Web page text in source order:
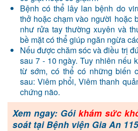
Bệnh có thể lây lan bệnh do
thở hoặc chạm vào người hoặc
như rửa tay thường xuyên và
bề mặt có thể giúp ngăn ngừa
Nếu được chăm sóc và điều trị
sau 7 - 10 ngày. Tuy nhiên nếu
từ sớm, có thể có những biến
sau: Viêm phổi, Viêm thanh
chứng não.
Xem ngay: Gói khám sức
soát tại Bệnh viện Gia An 115